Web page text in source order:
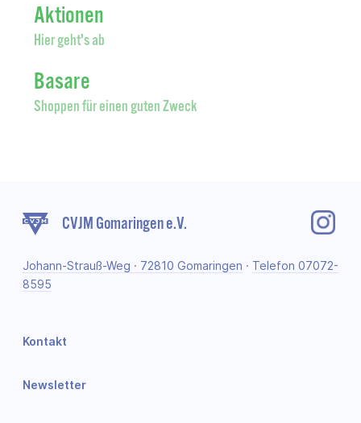
Aktionen
Hier geht's ab
Basare
Shoppen für einen guten Zweck
CVJM Gomaringen e.V.
Johann-Strauß-Weg · 72810 Gomaringen · Telefon 07072-
8595
Kontakt
Newsletter